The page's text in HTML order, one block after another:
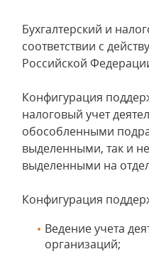
Бухгалтерский и
соответствии с
Российской
Конфигурация
налоговый учет
обособленными
выделенными, так и не
выделенными на
Конфигурация
Ведение учета
организаций;